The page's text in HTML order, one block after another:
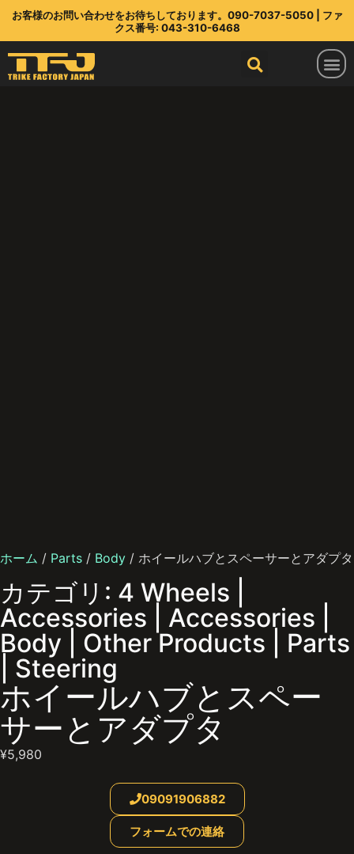
お客様のお問い合わせをお待ちしております。090-7037-5050 | ファ
クス番号: 043-310-6468
ホーム / Parts / Body / ホイールハブとスペーサーとアダプタ
カテゴリ: 4 Wheels
Accessories
Accessories
Body
Other Products
Parts
Steering
ホイールハブとスペー
サーとアダプタ
¥5,980
09091906882
フォームでの連絡